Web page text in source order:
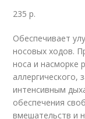
235 р.
Обеспечивает
носовых ходов.
носа и насморке
аллергического,
интенсивным
обеспечения
вмешательств и